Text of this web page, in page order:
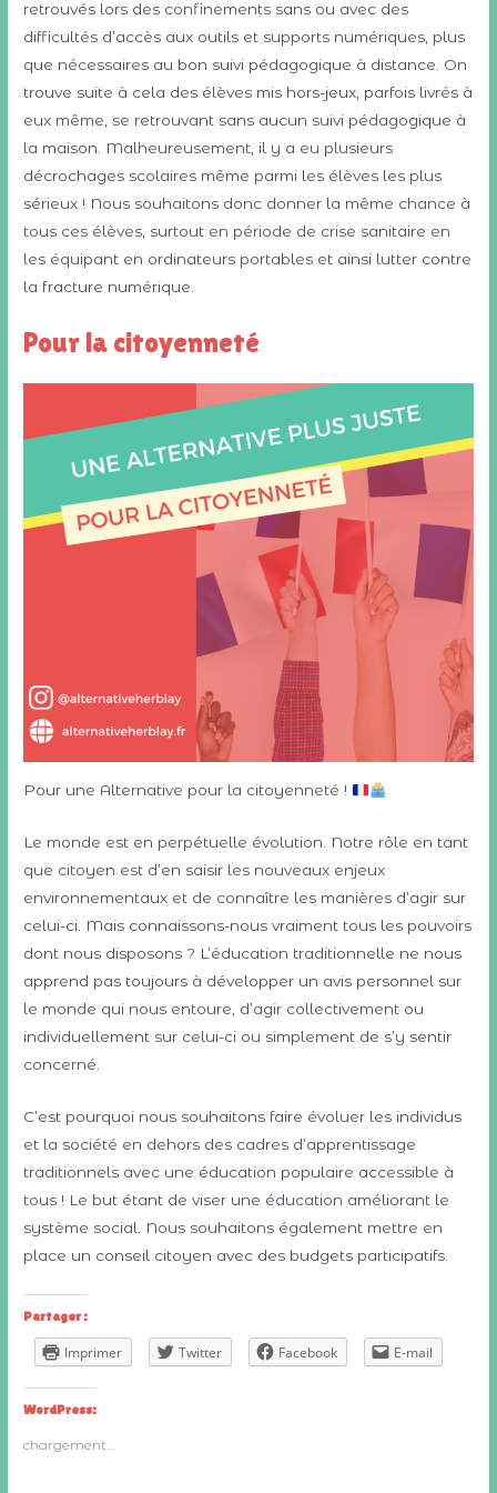
retrouvés lors des confinements sans ou avec des
difficultés d’accès aux outils et supports numériques, plus
que nécessaires au bon suivi pédagogique à distance. On
trouve suite à cela des élèves mis hors-jeux, parfois livrés à
eux même, se retrouvant sans aucun suivi pédagogique à
la maison. Malheureusement, il y a eu plusieurs
décrochages scolaires même parmi les élèves les plus
sérieux ! Nous souhaitons donc donner la même chance à
tous ces élèves, surtout en période de crise sanitaire en
les équipant en ordinateurs portables et ainsi lutter contre
la fracture numérique.
Pour la citoyenneté
Pour une Alternative pour la citoyenneté !
Le monde est en perpétuelle évolution. Notre rôle en tant
que citoyen est d’en saisir les nouveaux enjeux
environnementaux et de connaître les manières d’agir sur
celui-ci. Mais connaissons-nous vraiment tous les pouvoirs
dont nous disposons ? L’éducation traditionnelle ne nous
apprend pas toujours à développer un avis personnel sur
le monde qui nous entoure, d’agir collectivement ou
individuellement sur celui-ci ou simplement de s’y sentir
concerné.
C’est pourquoi nous souhaitons faire évoluer les individus
et la société en dehors des cadres d’apprentissage
traditionnels avec une éducation populaire accessible à
tous ! Le but étant de viser une éducation améliorant le
système social. Nous souhaitons également mettre en
place un conseil citoyen avec des budgets participatifs.
Partager :
Imprimer Twitter Facebook E-mail
WordPress:
chargement…